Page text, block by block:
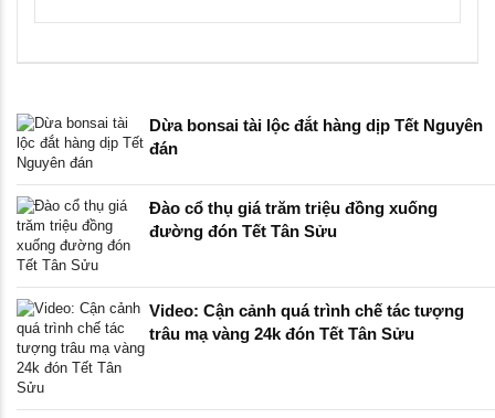
Dừa bonsai tài lộc đắt hàng dịp Tết Nguyên
đán
Đào cổ thụ giá trăm triệu đồng xuống
đường đón Tết Tân Sửu
Video: Cận cảnh quá trình chế tác tượng
trâu mạ vàng 24k đón Tết Tân Sửu